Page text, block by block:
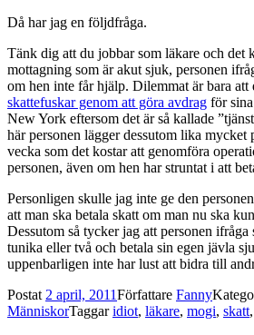
Då har jag en följdfråga.
Tänk dig att du jobbar som läkare och det
mottagning som är akut sjuk, personen
om hen inte får hjälp. Dilemmat är bara att
skattefuskar genom att göra avdrag för
New York eftersom det är så kallade
här personen lägger dessutom lika mycket
vecka som det kostar att genomföra
personen, även om hen har struntat i att
Personligen skulle jag inte ge den
att man ska betala skatt om man nu ska
Dessutom så tycker jag att personen
tunika eller två och betala sin egen jävla
uppenbarligen inte har lust att bidra till
Postat 2 april, 2011Författare Fanny
MänniskorTaggaridiot, läkare, mogi, skatt,